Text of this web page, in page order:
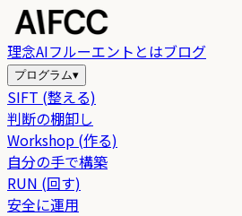
理念AIフルーエントとはブログ
プログラム▾
SIFT (整える)
判断の棚卸し
Workshop (作る)
自分の手で構築
RUN (回す)
安全に運用